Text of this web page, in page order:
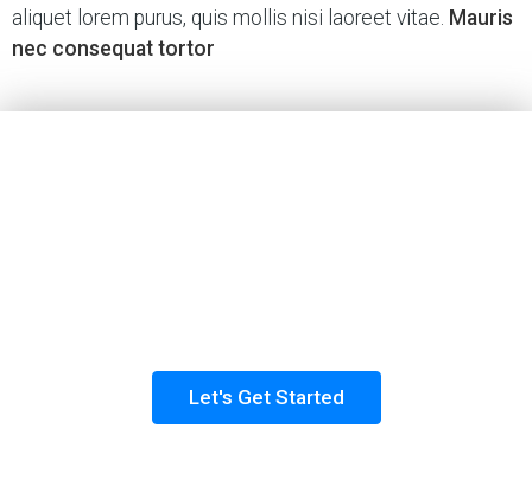
aliquet lorem purus, quis mollis nisi laoreet vitae. Mauris
nec consequat tortor
Let's Get Started